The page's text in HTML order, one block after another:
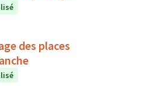
des places